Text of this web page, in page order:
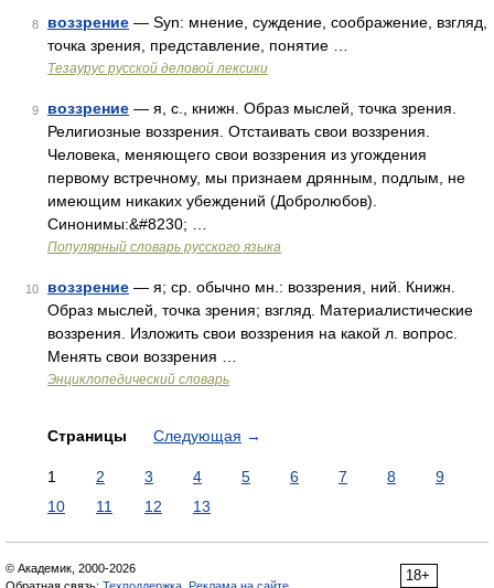
8 воззрение — Syn: мнение, суждение, соображение, взгляд,
точка зрения, представление, понятие …
Тезаурус русской деловой лексики
9 воззрение — я, с., книжн. Образ мыслей, точка зрения.
Религиозные воззрения. Отстаивать свои воззрения.
Человека, меняющего свои воззрения из угождения
первому встречному, мы признаем дрянным, подлым, не
имеющим никаких убеждений (Добролюбов).
Синонимы:&#8230; …
Популярный словарь русского языка
10 воззрение — я; ср. обычно мн.: воззрения, ний. Книжн.
Образ мыслей, точка зрения; взгляд. Материалистические
воззрения. Изложить свои воззрения на какой л. вопрос.
Менять свои воззрения …
Энциклопедический словарь
Страницы Следующая →
1 2 3 4 5 6 7 8
9
10
11 12 13
18+
© Академик, 2000-2026